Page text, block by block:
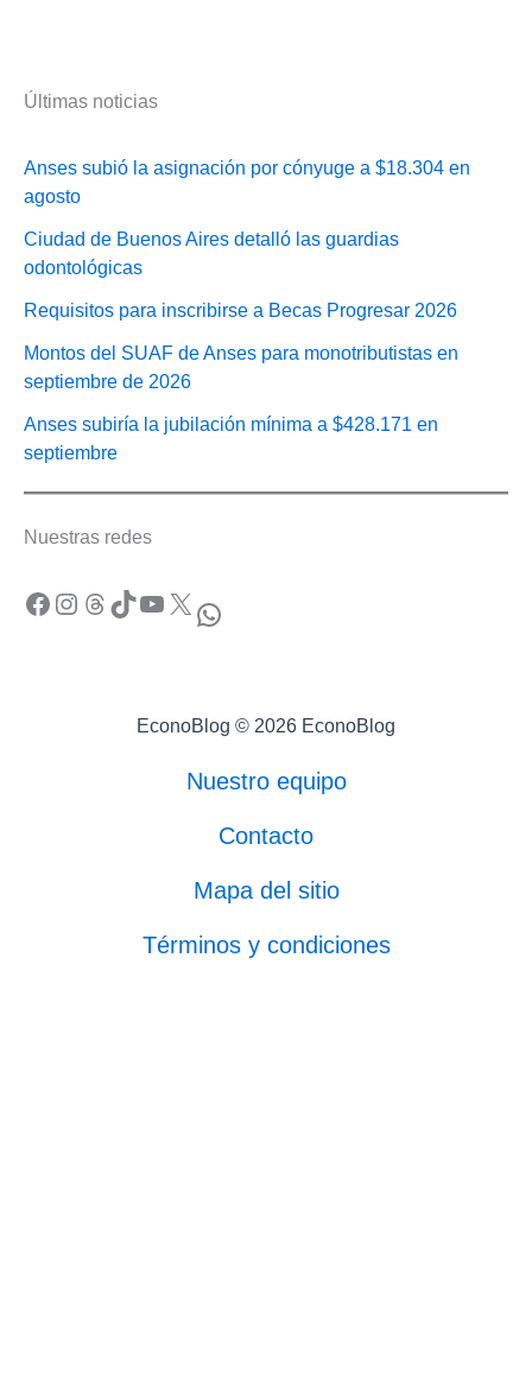
Últimas noticias
Anses subió la asignación por cónyuge a $18.304 en
agosto
Ciudad de Buenos Aires detalló las guardias
odontológicas
Requisitos para inscribirse a Becas Progresar 2026
Montos del SUAF de Anses para monotributistas en
septiembre de 2026
Anses subiría la jubilación mínima a $428.171 en
septiembre
Nuestras redes
Facebook Instagram Threads TikTok YouTube X WhatsApp
EconoBlog © 2026 EconoBlog
Nuestro equipo
Contacto
Mapa del sitio
Términos y condiciones